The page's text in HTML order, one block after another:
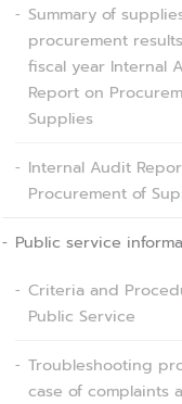
Summary of
procurement
fiscal year Internal
Report on
Supplies
Internal Audit
Procurement of
Public service
Criteria and
Public Service
Troubleshooting
case of complaints